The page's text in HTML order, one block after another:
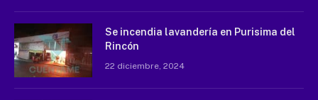
Se incendia lavandería en Purisima del
Rincón
22 diciembre, 2024